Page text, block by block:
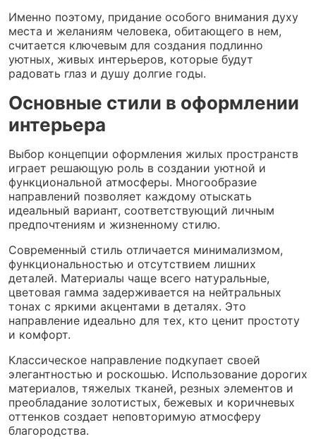
Именно поэтому, придание особого внимания духу
места и желаниям человека, обитающего в нем,
считается ключевым для создания подлинно
уютных, живых интерьеров, которые будут
радовать глаз и душу долгие годы.
Основные стили в оформлении
интерьера
Выбор концепции оформления жилых пространств
играет решающую роль в создании уютной и
функциональной атмосферы. Многообразие
направлений позволяет каждому отыскать
идеальный вариант, соответствующий личным
предпочтениям и жизненному стилю.
Современный стиль отличается минимализмом,
функциональностью и отсутствием лишних
деталей. Материалы чаще всего натуральные,
цветовая гамма задерживается на нейтральных
тонах с яркими акцентами в деталях. Это
направление идеально для тех, кто ценит простоту
и комфорт.
Классическое направление подкупает своей
элегантностью и роскошью. Использование дорогих
материалов, тяжелых тканей, резных элементов и
преобладание золотистых, бежевых и коричневых
оттенков создает неповторимую атмосферу
благородства.